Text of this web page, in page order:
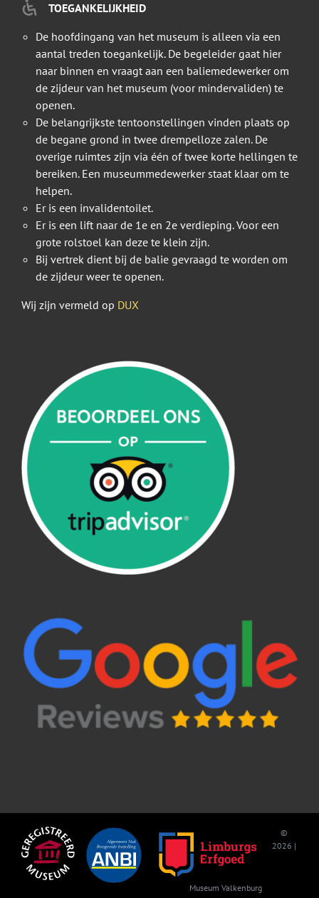
TOEGANKELIJKHEID
De hoofdingang van het museum is alleen via een
aantal treden toegankelijk. De begeleider gaat hier
naar binnen en vraagt aan een baliemedewerker om
de zijdeur van het museum (voor mindervaliden) te
openen.
De belangrijkste tentoonstellingen vinden plaats op
de begane grond in twee drempelloze zalen. De
overige ruimtes zijn via één of twee korte hellingen te
bereiken. Een museummedewerker staat klaar om te
helpen.
Er is een invalidentoilet.
Er is een lift naar de 1e en 2e verdieping. Voor een
grote rolstoel kan deze te klein zijn.
Bij vertrek dient bij de balie gevraagd te worden om
de zijdeur weer te openen.
Wij zijn vermeld op DUX
©
2026 |
Museum Valkenburg